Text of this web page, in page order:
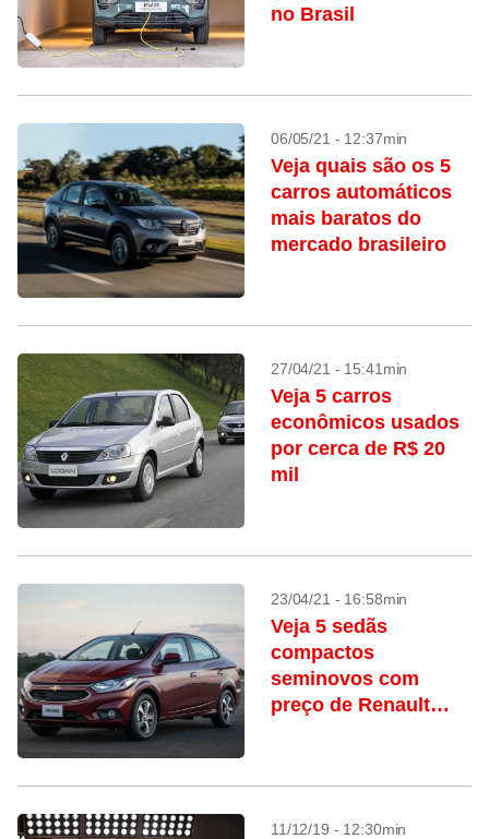
no Brasil
06/05/21 - 12:37min
Veja quais são os 5
carros automáticos
mais baratos do
mercado brasileiro
27/04/21 - 15:41min
Veja 5 carros
econômicos usados
por cerca de R$ 20
mil
23/04/21 - 16:58min
Veja 5 sedãs
compactos
seminovos com
preço de Renault
11/12/19 - 12:30min